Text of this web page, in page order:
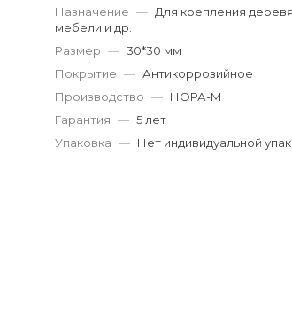
Пн-
Назначение — Для крепления
мебели и др.
Размер — 30*30 мм
Покрытие — Антикоррозийное
Производство — НОРА-М
Гарантия — 5 лет
Упаковка — Нет индивидуальной